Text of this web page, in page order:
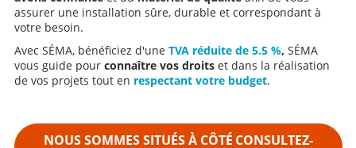
assurer une installation sûre, durable et correspondant à
votre besoin.
Avec SÉMA, bénéficiez d'une TVA réduite de 5.5 %, SÉMA
vous guide pour connaître vos droitset dans la réalisation
de vos projets tout en respectant votre budget.
NOUS SOMMES SITUÉS À CÔTÉ CONSULTEZ-